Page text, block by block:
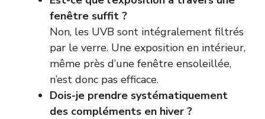
fenêtre suffit ?
Non, les UVB sont intégralement filtrés
par le verre. Une exposition en intérieur,
même près d’une fenêtre ensoleillée,
n’est donc pas efficace.
Dois-je prendre systématiquement
des compléments en hiver ?